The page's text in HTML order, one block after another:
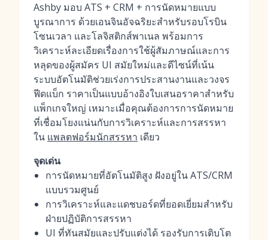
Ashby มอบ ATS + CRM + การนัดหมายแบบ
บูรณาการ ด้วยเอนจินอัจฉริยะสำหรับรอบโรบิน
โซนเวลา และโลจิสติกส์พาเนล พร้อมการ
วิเคราะห์ละเอียดเรื่องการใช้ผู้สัมภาษณ์และการ
หลุดของผู้สมัคร UI สมัยใหม่และดีไซน์ที่เน้น
ระบบอัตโนมัติช่วยเร่งการประสานงานและวงจร
ฟีดแบ็ก ราคาเป็นแบบอ้างอิงใบเสนอราคาสำหรับ
แพ็กเกจใหญ่ เหมาะเมื่อคุณต้องการการนัดหมาย
ที่เชื่อมโยงแน่นกับการวิเคราะห์และการสรรหา
ใน แพลตฟอร์มนักสรรหา เดียว
จุดเด่น
การนัดหมายที่อัตโนมัติสูง ฝังอยู่ใน ATS/CRM
แบบรวมศูนย์
การวิเคราะห์และแดชบอร์ดที่ยอดเยี่ยมสำหรับ
ฝ่ายปฏิบัติการสรรหา
UI ที่ทันสมัยและปรับแต่งได้ รองรับการเติบโต